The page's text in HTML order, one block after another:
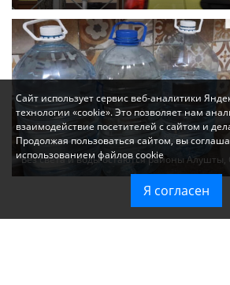
Без света и воды остаются районы Алушты,
Сайт использует сервис веб-аналитики
технологии «cookie». Это позволяет нам
взаимодействие посетителей с сайтом и
Продолжая пользоваться сайтом, вы
использованием файлов cookie
Я согласен